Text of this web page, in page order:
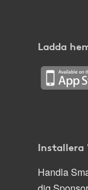
Ladda
Installera
Handla